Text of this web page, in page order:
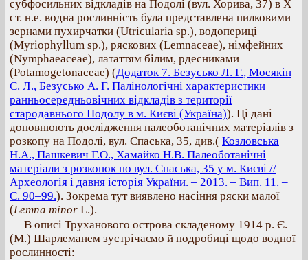
субфосильних відкладів на Подолі (вул. Хорива, 37) в Х
ст. н.е. водна рослинність була представлена пилковими
зернами пухирчатки (Utricularia sp.), водопериці
(Myriophyllum sp.), ряскових (Lemnaceae), німфейних
(Nymphaeaceae), лататтям білим, рдесниками
(Potamogetonaceae) (Додаток 7. Безусько Л. Г., Мосякін
С. Л., Безусько А. Г. Палінологічні характеристики
ранньосередньовічних відкладів з території
стародавнього Подолу в м. Києві (Україна)). Ці дані
доповнюють дослідження палеоботанічних матеріалів з
розкопу на Подолі, вул. Спаська, 35, див.( Козловська
Н.А., Пашкевич Г.О., Хамайко Н.В. Палеоботанічні
матеріали з розкопок по вул. Спаська, 35 у м. Києві //
Археологія і давня історія України. – 2013. – Вип. 11. –
С. 90–99.). Зокрема тут виявлено насіння ряски малої
(Lemna minor L.).
В описі Труханового острова складеному 1914 р. Є.
(М.) Шарлеманем зустрічаємо й подробиці щодо водної
рослинності: